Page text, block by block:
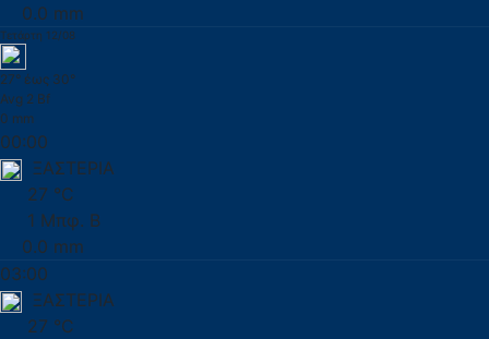
0.0 mm
Τετάρτη 12/08
27° έως 30°
Avg 2 Bf
0 mm
00:00
ΞΑΣΤΕΡΙΑ
27 °C
1 Μπφ. Β
0.0 mm
03:00
ΞΑΣΤΕΡΙΑ
27 °C